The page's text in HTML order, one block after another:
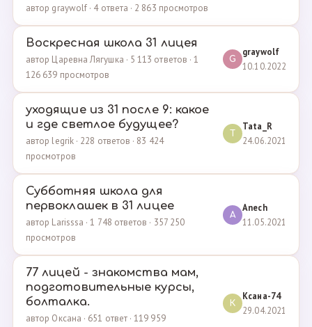
автор graywolf · 4 ответа · 2 863 просмотров
Воскресная школа 31 лицея
автор Царевна Лягушка · 5 113 ответов · 1
126 639 просмотров
G
graywolf
10.10.2022
уходящие из 31 после 9: какое
и где светлое будущее?
автор legrik · 228 ответов · 83 424
просмотров
T
Tata_R
24.06.2021
Субботняя школа для
первоклашек в 31 лицее
автор Larisssa · 1 748 ответов · 357 250
просмотров
A
Anech
11.05.2021
77 лицей - знакомства мам,
подготовительные курсы,
болталка.
автор Оксана · 651 ответ · 119 959
К
Ксана-74
29.04.2021